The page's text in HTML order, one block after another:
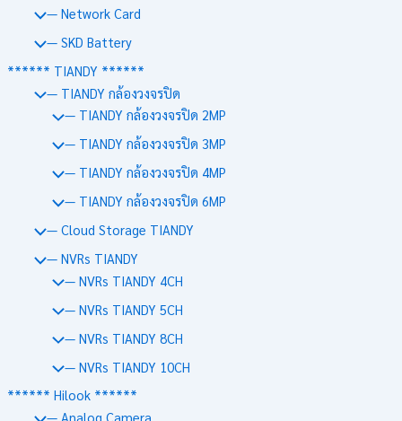
— Network Card
— SKD Battery
****** TIANDY ******
— TIANDY กล้องวงจรปิด
— TIANDY กล้องวงจรปิด 2MP
— TIANDY กล้องวงจรปิด 3MP
— TIANDY กล้องวงจรปิด 4MP
— TIANDY กล้องวงจรปิด 6MP
— Cloud Storage TIANDY
— NVRs TIANDY
— NVRs TIANDY 4CH
— NVRs TIANDY 5CH
— NVRs TIANDY 8CH
— NVRs TIANDY 10CH
****** Hilook ******
— Analog Camera